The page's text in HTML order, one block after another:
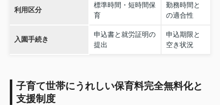
利用区分
標準時間・短時間保
育
勤務時間と
の適合性
入園手続き
申込書と就労証明の
提出
申込期限と
空き状況
子育て世帯にうれしい保育料完全無料化と
支援制度